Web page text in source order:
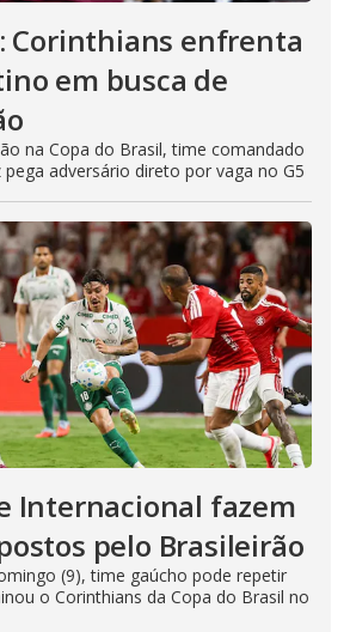
Corinthians enfrenta
em busca de
na Copa do Brasil, time comandado
adversário direto por vaga no G5
Internacional fazem
pelo Brasileirão
(9), time gaúcho pode repetir
o Corinthians da Copa do Brasil no